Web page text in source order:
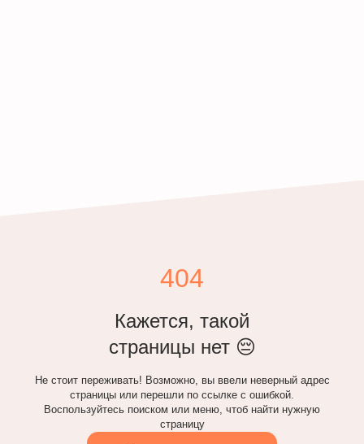
404
Кажется, такой
страницы нет 😔
Не стоит переживать! Возможно, вы ввели неверный адрес
страницы или перешли по ссылке с ошибкой.
Воспользуйтесь поиском или меню, чтоб найти нужную
страницу